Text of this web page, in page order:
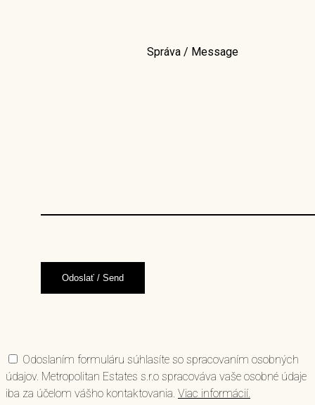
Správa / Message
Odoslaním formuláru súhlasíte so spracovaním osobných
údajov. Metropolitan Estates s.r.o spracováva vaše osobné údaje
iba za účelom vášho kontaktovania. Viac informácií.